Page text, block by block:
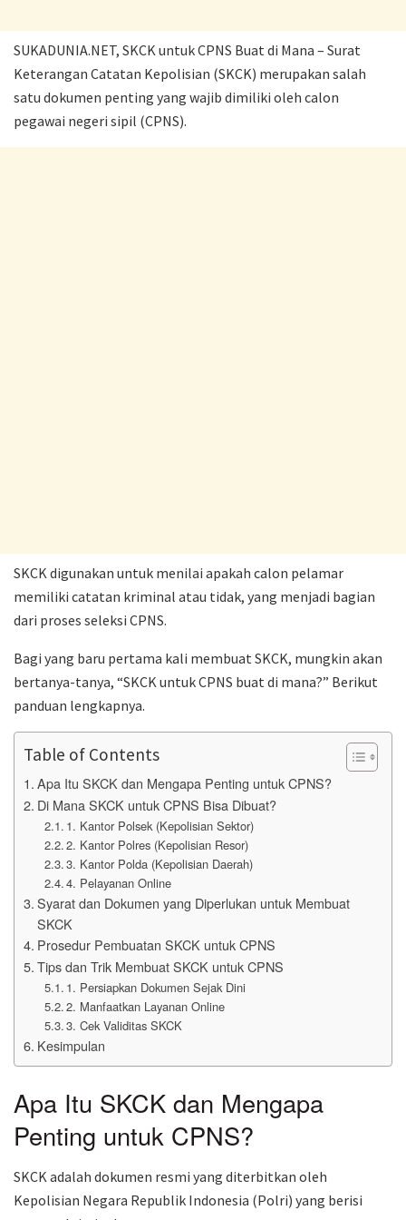
SUKADUNIA.NET, SKCK untuk CPNS Buat di Mana – Surat
Keterangan Catatan Kepolisian (SKCK) merupakan salah
satu dokumen penting yang wajib dimiliki oleh calon
pegawai negeri sipil (CPNS).
SKCK digunakan untuk menilai apakah calon pelamar
memiliki catatan kriminal atau tidak, yang menjadi bagian
dari proses seleksi CPNS.
Bagi yang baru pertama kali membuat SKCK, mungkin akan
bertanya-tanya, “SKCK untuk CPNS buat di mana?” Berikut
panduan lengkapnya.
Table of Contents
Apa Itu SKCK dan Mengapa Penting untuk CPNS?
Di Mana SKCK untuk CPNS Bisa Dibuat?
1. Kantor Polsek (Kepolisian Sektor)
2. Kantor Polres (Kepolisian Resor)
3. Kantor Polda (Kepolisian Daerah)
4. Pelayanan Online
Syarat dan Dokumen yang Diperlukan untuk Membuat
SKCK
Prosedur Pembuatan SKCK untuk CPNS
Tips dan Trik Membuat SKCK untuk CPNS
1. Persiapkan Dokumen Sejak Dini
2. Manfaatkan Layanan Online
3. Cek Validitas SKCK
Kesimpulan
Apa Itu SKCK dan Mengapa
Penting untuk CPNS?
SKCK adalah dokumen resmi yang diterbitkan oleh
Kepolisian Negara Republik Indonesia (Polri) yang berisi